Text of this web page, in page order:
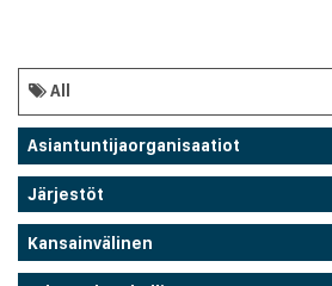
All
Asiantuntijaorganisaatiot
Järjestöt
Kansainvälinen